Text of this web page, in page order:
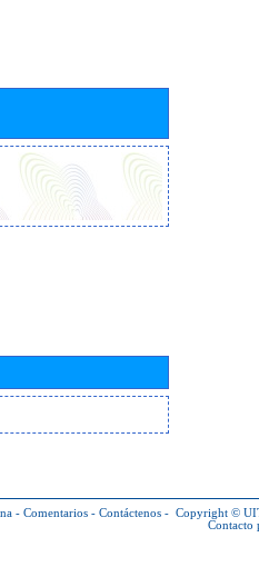
- Comentarios - Contáctenos - Copyright ©
Contacto